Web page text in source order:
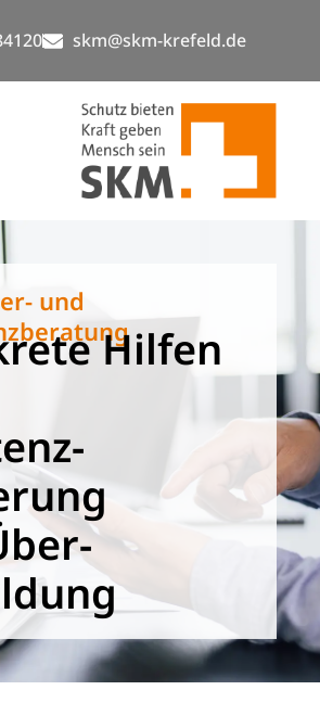
skm@skm-krefeld.de
und
Hilfen